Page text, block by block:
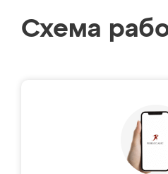
Схема